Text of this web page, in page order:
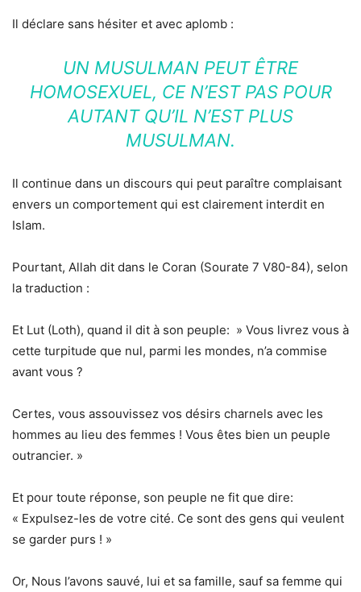
Il déclare sans hésiter et avec aplomb :
UN MUSULMAN PEUT ÊTRE
HOMOSEXUEL, CE N’EST PAS POUR
AUTANT QU’IL N’EST PLUS
MUSULMAN.
Il continue dans un discours qui peut paraître complaisant
envers un comportement qui est clairement interdit en
Islam.
Pourtant, Allah dit dans le Coran (Sourate 7 V80-84), selon
la traduction :
Et Lut (Loth), quand il dit à son peuple: » Vous livrez vous à
cette turpitude que nul, parmi les mondes, n’a commise
avant vous ?
Certes, vous assouvissez vos désirs charnels avec les
hommes au lieu des femmes ! Vous êtes bien un peuple
outrancier. »
Et pour toute réponse, son peuple ne fit que dire:
« Expulsez-les de votre cité. Ce sont des gens qui veulent
se garder purs ! »
Or, Nous l’avons sauvé, lui et sa famille, sauf sa femme qui